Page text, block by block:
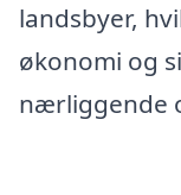
landsbyer,
økonomi og
nærliggende